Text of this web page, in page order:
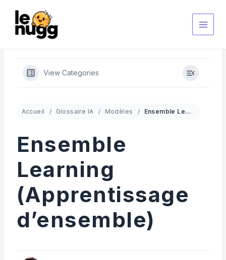
contenu
View Categories
Accueil Glossaire IA Modèles Ensemble Learning (Apprentissage d’ensemble)
Ensemble
Learning
(Apprentissage
d’ensemble)